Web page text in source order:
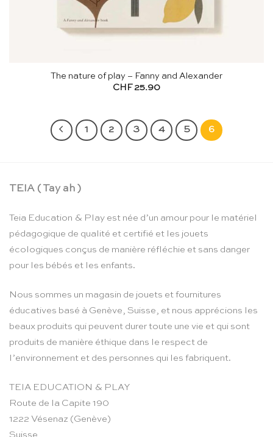
The nature of play – Fanny and Alexander
CHF 25.90
1 2 3 4 5 6
TEIA ( Tay ah )
Teia Education & Play est née d’un amour pour le matériel
pédagogique de qualité et certifié et les jouets
écologiques conçus de manière réfléchie et sans danger
pour les bébés et les enfants.
Nous sommes un magasin de jouets et fournitures
éducatives basé à Genève, Suisse, et nous apprécions les
beaux produits qui peuvent durer toute une vie et qui sont
produits de manière éthique dans le respect de
l’environnement et des personnes qui les fabriquent.
TEIA EDUCATION & PLAY
Route de la Capite 190
1222 Vésenaz (Genève)
Suisse